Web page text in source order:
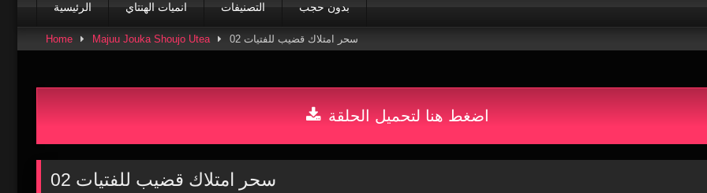
الرئيسية انميات الهنتاي التصنيفات بدون حجب
Home Majuu Jouka Shoujo Utea سحر امتلاك قضيب للفتيات 02
اضغط هنا لتحميل الحلقة
سحر امتلاك قضيب للفتيات 02